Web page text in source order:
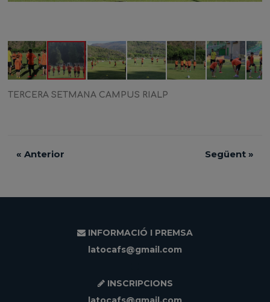
TERCERA SETMANA CAMPUS RIALP
«Anterior Següent »
INFORMACIÓ I PREMSA
latocafs@gmail.com
INSCRIPCIONS